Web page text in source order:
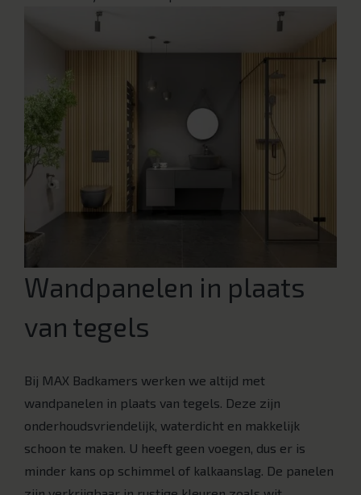
Wandpanelen in plaats
van tegels
Bij MAX Badkamers werken we altijd met
wandpanelen in plaats van tegels. Deze zijn
onderhoudsvriendelijk, waterdicht en makkelijk
schoon te maken. U heeft geen voegen, dus er is
minder kans op schimmel of kalkaanslag. De panelen